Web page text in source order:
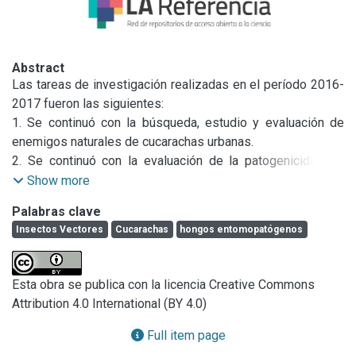
Abstract
Las tareas de investigación realizadas en el período 2016-
2017 fueron las siguientes:
1. Se continuó con la búsqueda, estudio y evaluación de
enemigos naturales de cucarachas urbanas.
2. Se continuó con la evaluación de la patogenicidad de
hongos entomopatógenos sobre tres especies de
instituciones.
Se seleccionaron cepas de la colección de hongos
entomopatógenos del CEPAVE y se determinó la CL50 y el
TL50 para cada una. La aplicación de los conidios se
realizó empleando varios métodos y formulaciones sólidas
y líquidas de conidios. Se seleccionaron las cepas más
virulentas para continuar los estudios.
Show more
Palabras clave
Insectos Vectores Cucarachas hongos entomopatógenos
Esta obra se publica con la licencia Creative Commons
Attribution 4.0 International (BY 4.0)
Full item page